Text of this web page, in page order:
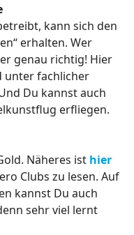
kann sich den
erhalten. Wer
genau richtig! Hier
unter fachlicher
Du kannst auch
erfliegen.
Näheres ist hier
Clubs zu lesen. Auf
kannst Du auch
sehr viel lernt